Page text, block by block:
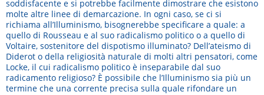
soddisfacente e si potrebbe facilmente dimostrare che esistono
molte altre linee di demarcazione. In ogni caso, se ci si
richiama all’Illuminismo, bisognerebbe specificare a quale: a
quello di Rousseau e al suo radicalismo politico o a quello di
Voltaire, sostenitore del dispotismo illuminato? Dell’ateismo di
Diderot o della religiosità naturale di molti altri pensatori, come
Locke, il cui radicalismo politico è inseparabile dal suo
radicamento religioso? È possibile che l’Illuminismo sia più un
termine che una corrente precisa sulla quale rifondare un